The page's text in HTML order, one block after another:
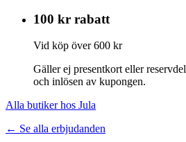
100 kr rabatt
Vid köp över 600 kr
Gäller ej presentkort eller
och inlösen av kupongen.
Alla butiker hos Jula
← Se alla erbjudanden